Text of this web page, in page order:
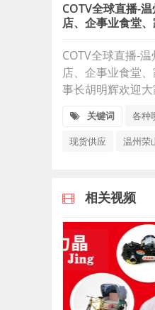
COTV全球直播-
店、企事业食堂
COTV全球直播-
店、企事业食堂
事长胡明辉欢迎大
关键词 各种
现货供应
温州荣
相关视频